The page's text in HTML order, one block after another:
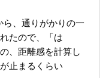
、通りがかりの一
たので、「は
、距離感を計算し
止まるくらい